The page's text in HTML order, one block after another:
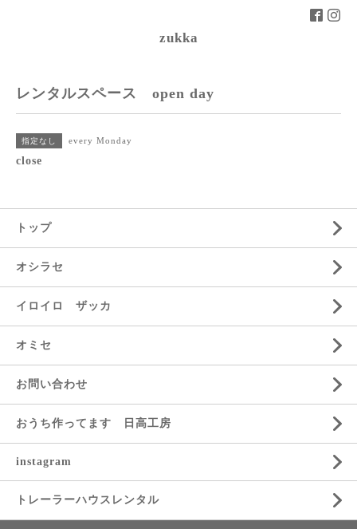
zukka
レンタルスペース open day
指定なし every Monday
close
トップ
オシラセ
イロイロ ザッカ
オミセ
お問い合わせ
おうち作ってます 日高工房
instagram
トレーラーハウスレンタル